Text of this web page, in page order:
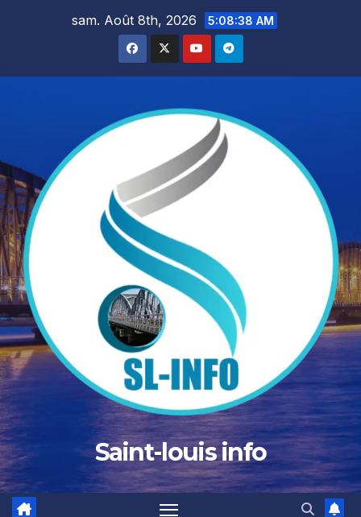
sam. Août 8th, 2026 5:08:40 AM
Saint-louis info